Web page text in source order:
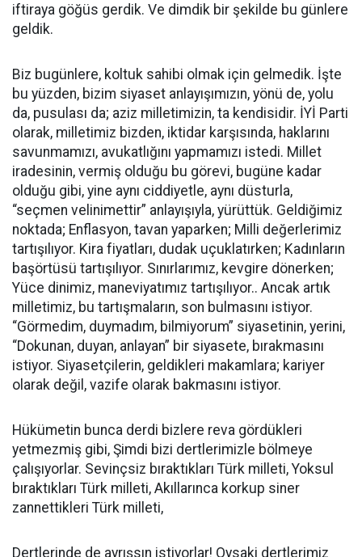
iftiraya göğüs gerdik. Ve dimdik bir şekilde bu günlere
geldik.
Biz bugünlere, koltuk sahibi olmak için gelmedik. İşte
bu yüzden, bizim siyaset anlayışımızın, yönü de, yolu
da, pusulası da; aziz milletimizin, ta kendisidir. İYİ Parti
olarak, milletimiz bizden, iktidar karşısında, haklarını
savunmamızı, avukatlığını yapmamızı istedi. Millet
iradesinin, vermiş olduğu bu görevi, bugüne kadar
olduğu gibi, yine aynı ciddiyetle, aynı düsturla,
“seçmen velinimettir” anlayışıyla, yürüttük. Geldiğimiz
noktada; Enflasyon, tavan yaparken; Milli değerlerimiz
tartışılıyor. Kira fiyatları, dudak uçuklatırken; Kadınların
başörtüsü tartışılıyor. Sınırlarımız, kevgire dönerken;
Yüce dinimiz, maneviyatımız tartışılıyor.. Ancak artık
milletimiz, bu tartışmaların, son bulmasını istiyor.
“Görmedim, duymadım, bilmiyorum” siyasetinin, yerini,
“Dokunan, duyan, anlayan” bir siyasete, bırakmasını
istiyor. Siyasetçilerin, geldikleri makamlara; kariyer
olarak değil, vazife olarak bakmasını istiyor.
Hükümetin bunca derdi bizlere reva gördükleri
yetmezmiş gibi, Şimdi bizi dertlerimizle bölmeye
çalışıyorlar. Sevinçsiz bıraktıkları Türk milleti, Yoksul
bıraktıkları Türk milleti, Akıllarınca korkup siner
zannettikleri Türk milleti,
Dertlerinde de ayrışsın istiyorlar! Oysaki dertlerimiz